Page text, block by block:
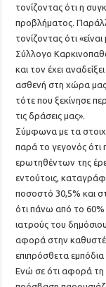
τονίζοντας ότι η
προβλήματος.
τονίζοντας ότι
Σύλλογο
και τον έχει
ασθενή στη χώρα
τότε που ξεκίνησε
τις δράσεις μας».
Σύμφωνα με τα
παρά το γεγονός ότι
ερωτηθέντων της
εντούτοις,
ποσοστό 30,5% και
ότι πάνω από το
ιατρούς του
αφορά στην
επιπρόσθετα
Ενώ σε ότι αφορά τη